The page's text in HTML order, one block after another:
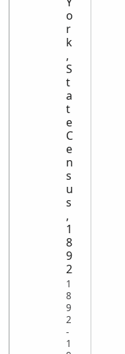
o
r
k
,
S
t
a
t
e
C
e
n
s
u
s
,
1
8
9
2
1
8
9
2
-
1